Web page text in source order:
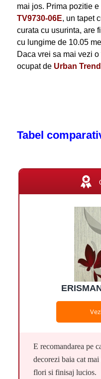
mai jos. Prima pozitie
TV9730-06E, un tapet
curata cu usurinta, are
cu lungime de 10.05
Daca vrei sa mai vezi
ocupat de Urban
Tabel
E recomandarea pe
decorezi baia cat
flori si finisaj lucios.